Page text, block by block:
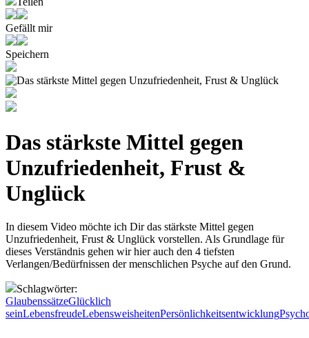
Gefällt mir
Speichern
Das stärkste Mittel gegen
Unzufriedenheit, Frust &
Unglück
In diesem Video möchte ich Dir das stärkste Mittel gegen
Unzufriedenheit, Frust & Unglück vorstellen. Als Grundlage für
dieses Verständnis gehen wir hier auch den 4 tiefsten
Verlangen/Bedürfnissen der menschlichen Psyche auf den Grund.
Schlagwörter:
GlaubenssätzeGlücklich
seinLebensfreudeLebensweisheitenPersönlichkeitsentwicklung